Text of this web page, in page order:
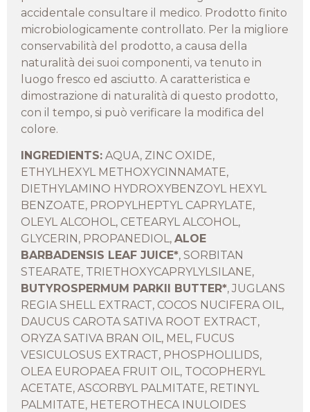
accidentale consultare il medico. Prodotto finito
microbiologicamente controllato. Per la migliore
conservabilità del prodotto, a causa della
naturalità dei suoi componenti, va tenuto in
luogo fresco ed asciutto. A caratteristica e
dimostrazione di naturalità di questo prodotto,
con il tempo, si può verificare la modifica del
colore.
INGREDIENTS: AQUA, ZINC OXIDE,
ETHYLHEXYL METHOXYCINNAMATE,
DIETHYLAMINO HYDROXYBENZOYL HEXYL
BENZOATE, PROPYLHEPTYL CAPRYLATE,
OLEYL ALCOHOL, CETEARYL ALCOHOL,
GLYCERIN, PROPANEDIOL, ALOE
BARBADENSIS LEAF JUICE*, SORBITAN
STEARATE, TRIETHOXYCAPRYLYLSILANE,
BUTYROSPERMUM PARKII BUTTER*, JUGLANS
REGIA SHELL EXTRACT, COCOS NUCIFERA OIL,
DAUCUS CAROTA SATIVA ROOT EXTRACT,
ORYZA SATIVA BRAN OIL, MEL, FUCUS
VESICULOSUS EXTRACT, PHOSPHOLILIDS,
OLEA EUROPAEA FRUIT OIL, TOCOPHERYL
ACETATE, ASCORBYL PALMITATE, RETINYL
PALMITATE, HETEROTHECA INULOIDES